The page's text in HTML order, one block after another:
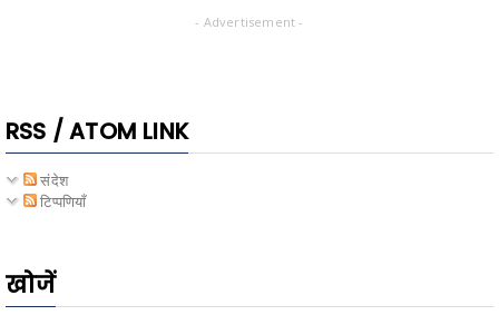
- Advertisement -
RSS / ATOM LINK
संदेश
टिप्पणियाँ
खोजें